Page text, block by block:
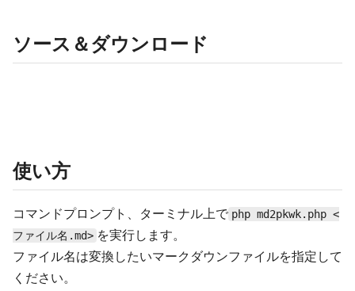
ソース＆ダウンロード
使い方
コマンドプロンプト、ターミナル上で php md2pkwk.php <
ファイル名.md> を実行します。
ファイル名は変換したいマークダウンファイルを指定して
ください。